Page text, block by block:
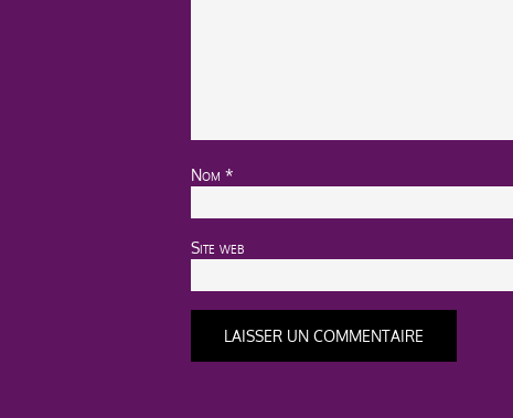
Nom *
Site web